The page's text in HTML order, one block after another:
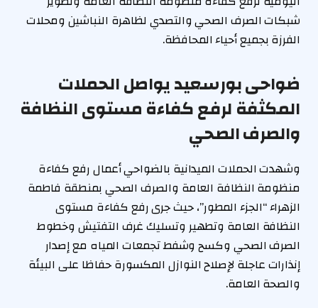
شبكات الصرف الصحي والتصدي لظاهرة النباشين ومحلات
الفرزة بجميع أحياء المحافظة.
ضواحى بورسعيد يواصل الحملات
المكثفة لرفع كفاءة مستوى النظافة
والصرف الصحي
وشهدت الحملات الميدانية بالضواحي أعمال رفع كفاءة
منظومة النظافة العامة والصرف الصحي بمنطقة فاطمة
الزهراء “الجزء المطور”، حيث جرى رفع كفاءة مستوى
النظافة العامة وتطهير وتسليك غرف التفتيش وخطوط
الصرف الصحي وكسح وشفط تجمعات المياه مع إصدار
إنذارات عاجلة لإصلاح النوازل المكسورة حفاظا على البيئة
والصحة العامة.